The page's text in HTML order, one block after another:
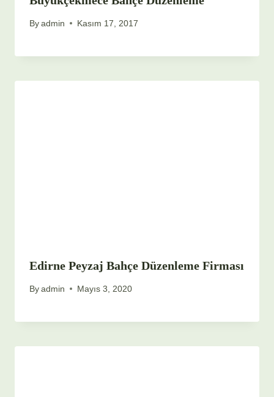
Byadmin Kasım 17, 2017
Edirne Peyzaj Bahçe Düzenleme Firması
Byadmin Mayıs 3, 2020